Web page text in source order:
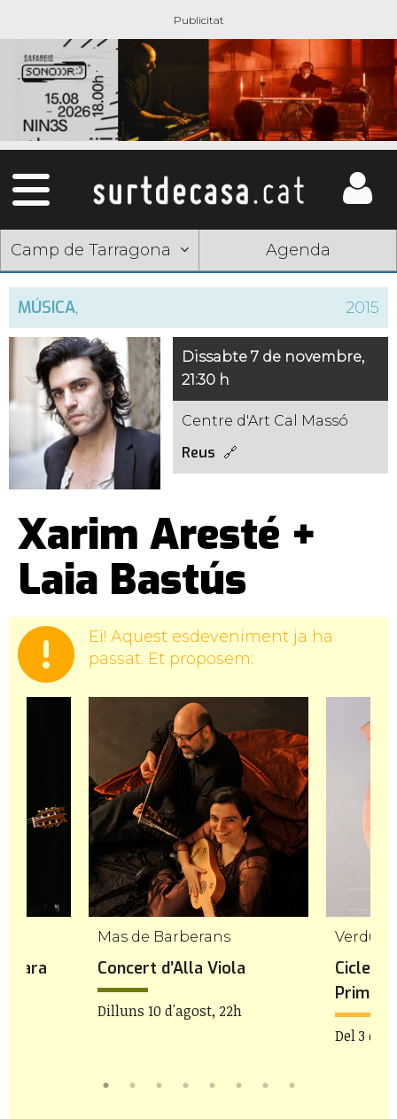
Camp de Tarragona Agenda
MÚSICA, 2015
Dissabte 7 de novembre,
21:30 h
Centre d'Art Cal Massó
Reus
Xarim Aresté +
Laia Bastús
Ei! Aquest esdeveniment ja ha
passat. Et proposem:
Mas de Barberans
Concert d’Alla Viola
Dilluns 10 d'agost, 22h
Verdú
Cicle
Prim
Del 3 de